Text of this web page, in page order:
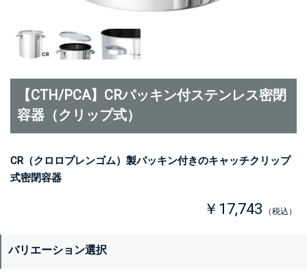
【CTH/PCA】CRパッキン付ステンレス密閉
容器（クリップ式）
CR（クロロプレンゴム）製パッキン付きのキャッチクリップ
式密閉容器
￥17,743 （税込）
バリエーション選択